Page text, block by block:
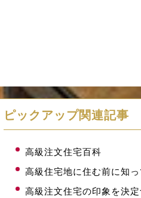
ピックアップ関連記事
高級注文住宅百科
高級住宅地に住む前に知
高級注文住宅の印象を決